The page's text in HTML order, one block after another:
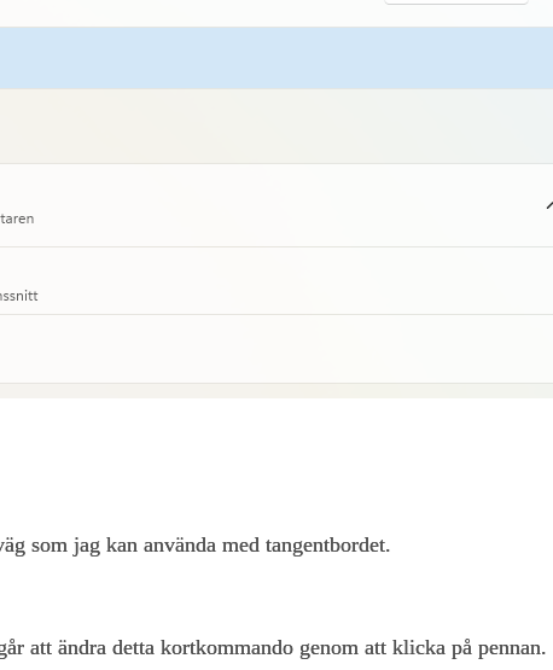
som jag kan använda med tangentbordet.
att ändra detta kortkommando genom att klicka på pennan.